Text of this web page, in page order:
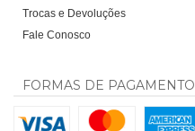
Trocas e Devoluções
Fale Conosco
FORMAS DE PAGAMENTO